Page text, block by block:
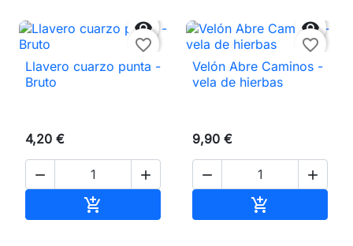

favorite_border
Llavero cuarzo punta -
Bruto
4,20 €
 


favorite_border
Velón Abre Caminos -
vela de hierbas
9,90 €
 
